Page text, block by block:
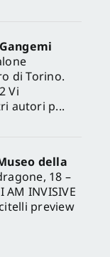
di Torino.
Vi
autori p...
della
18 –
AM INVISIVE
preview